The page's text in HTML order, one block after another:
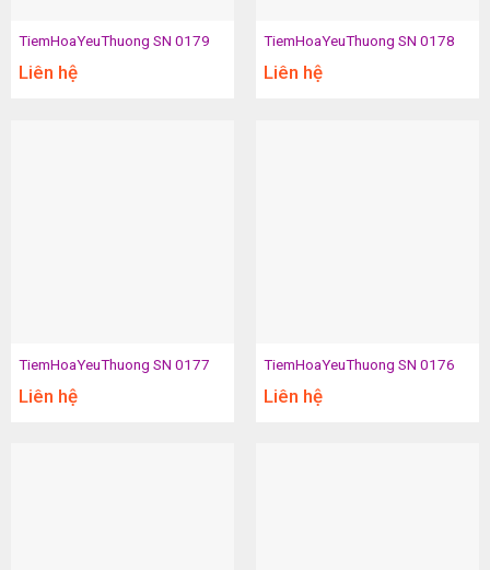
TiemHoaYeuThuong SN 0179
Liên hệ
TiemHoaYeuThuong SN 0178
Liên hệ
TiemHoaYeuThuong SN 0177
Liên hệ
TiemHoaYeuThuong SN 0176
Liên hệ